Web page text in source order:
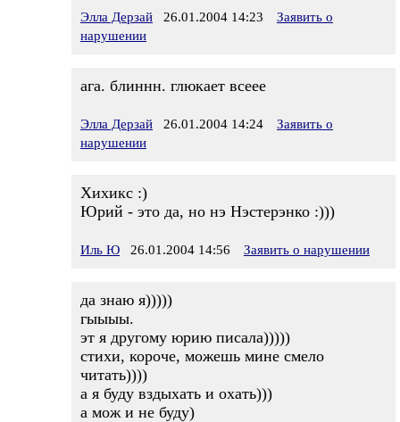
Элла Дерзай 26.01.2004 14:23
Заявить о
нарушении
ага. блиннн. глюкает всеее
Элла Дерзай 26.01.2004 14:24
Заявить о
нарушении
Хихикс :)
Юрий - это да, но нэ Нэстерэнко :)))
Иль Ю 26.01.2004 14:56 Заявить о нарушении
да знаю я)))))
гыыыы.
эт я другому юрию писала)))))
стихи, короче, можешь мине смело
читать))))
а я буду вздыхать и охать)))
а мож и не буду)